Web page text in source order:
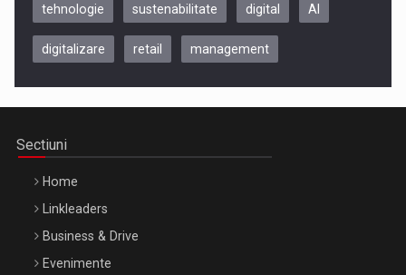
Be Inspired. Make it Happen!, CLUJ, 9 Decembrie
tehnologie sustenabilitate digital AI
digitalizare retail management
Sectiuni
Home
Linkleaders
Business & Drive
Evenimente